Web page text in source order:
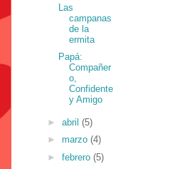
Las
campanas
de la
ermita
Papá:
Compañer
o,
Confidente
y Amigo
► abril (5)
► marzo (4)
► febrero (5)